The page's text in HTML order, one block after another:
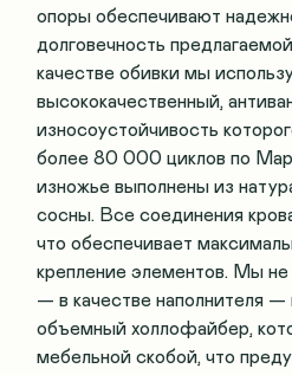
опоры обеспечивают
долговечность
качестве обивки мы
высококачественный,
износоустойчивость
более 80 000 циклов по
изножье выполнены из
сосны. Все соединения
что обеспечивает
крепление элементов. Мы не
— в качестве наполнителя —
объемный холлофайбер,
мебельной скобой, что